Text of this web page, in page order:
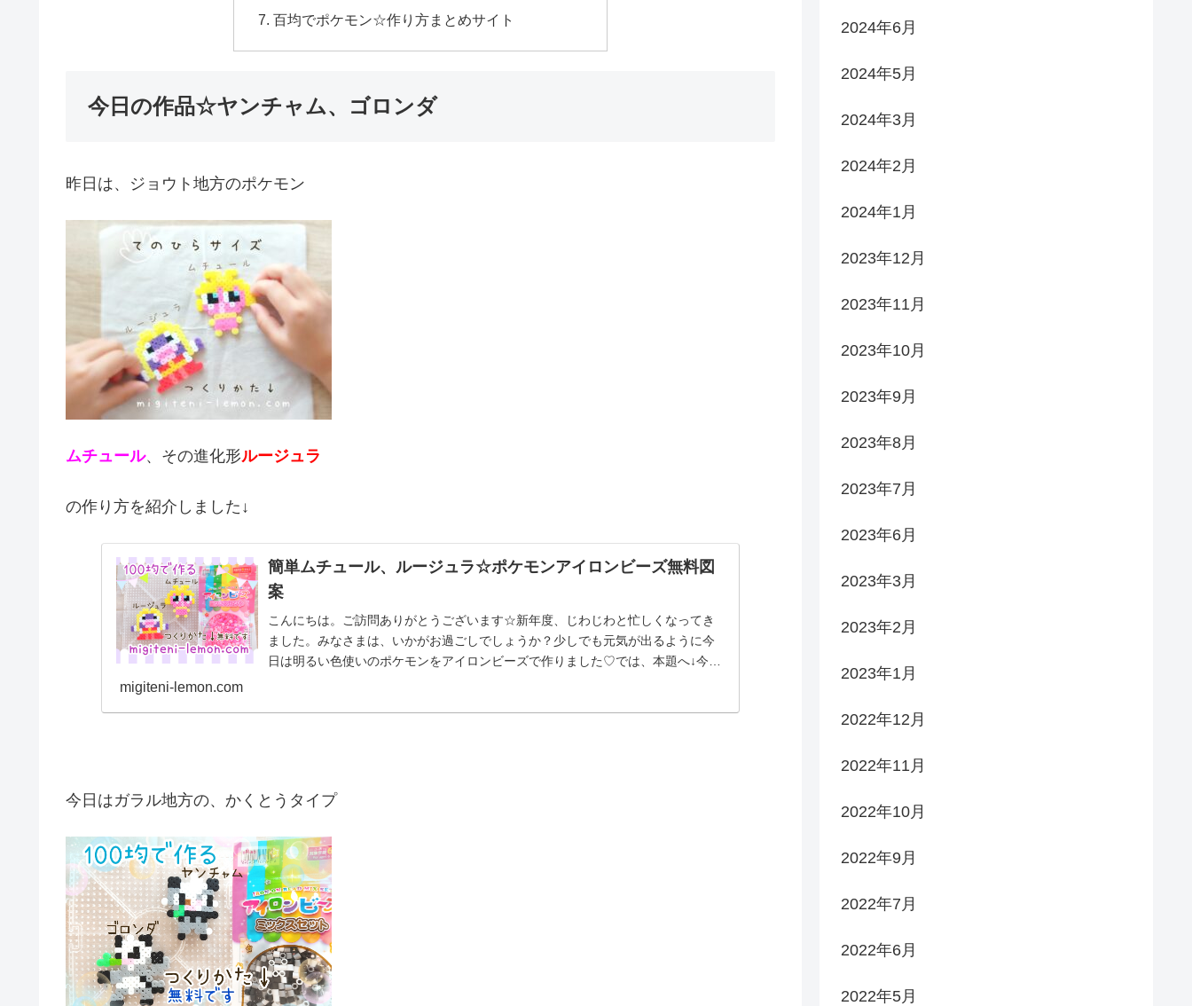
百均でポケモン☆作り方まとめサイト
今日の作品☆ヤンチャム、ゴロンダ
昨日は、ジョウト地方のポケモン
ムチュール、その進化形ルージュラ
の作り方を紹介しました↓
簡単ムチュール、ルージュラ☆ポケモンアイロンビーズ無料図
案
こんにちは。ご訪問ありがとうございます☆新年度、じわじわと忙しくなってき
ました。みなさまは、いかがお過ごしでしょうか？少しでも元気が出るように今
日は明るい色使いのポケモンをアイロンビーズで作りました♡では、本題へ↓今日
migiteni-lemon.com
今日はガラル地方の、かくとうタイプ
2024年6月
2024年5月
2024年3月
2024年2月
2024年1月
2023年12月
2023年11月
2023年10月
2023年9月
2023年8月
2023年7月
2023年6月
2023年3月
2023年2月
2023年1月
2022年12月
2022年11月
2022年10月
2022年9月
2022年7月
2022年6月
2022年5月